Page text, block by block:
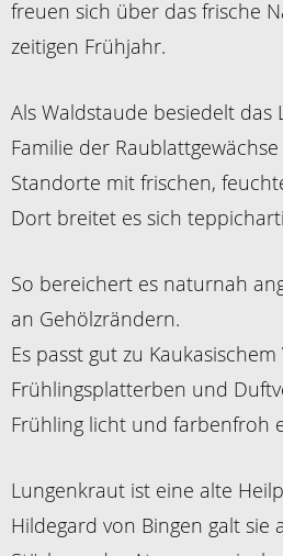
freuen sich über das frische
zeitigen Frühjahr.
Als Waldstaude besiedelt
Familie der
Standorte mit frischen,
Dort breitet es sich
So bereichert es naturnah
an Gehölzrändern.
Es passt gut zu
Frühlingsplatterben und
Frühling licht und farbenfroh
Lungenkraut ist eine alte
Hildegard von Bingen galt sie